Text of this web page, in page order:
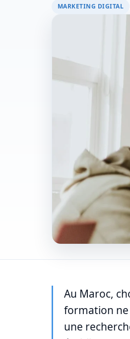
MARKETING DIGITAL
Au Maroc,
formation ne
une